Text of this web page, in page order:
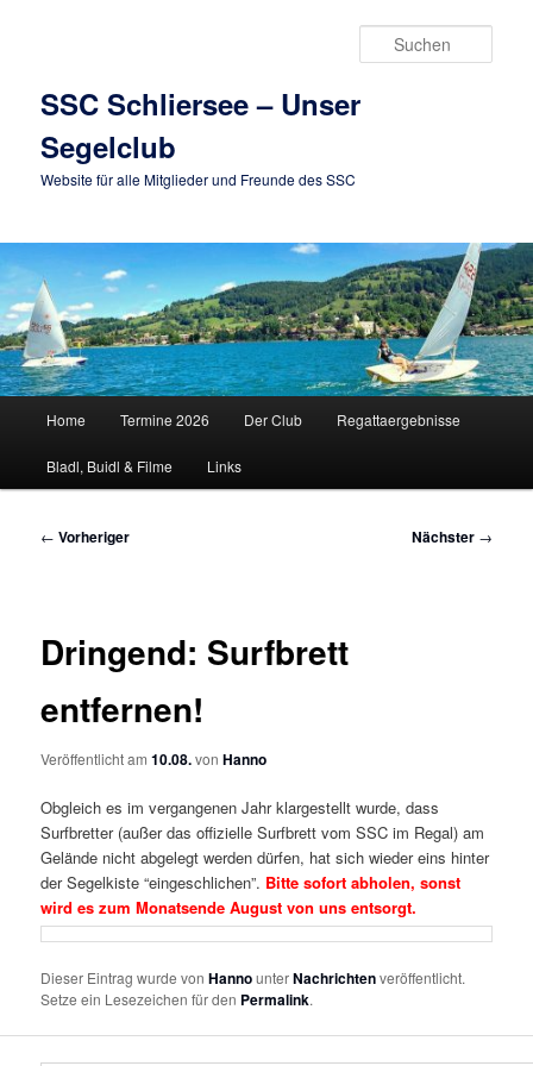
SSC Schliersee – Unser
Segelclub
Website für alle Mitglieder und Freunde des SSC
Home Termine 2026 Der Club Regattaergebnisse
Bladl, Buidl & Filme Links
Beitragsnavigation
← Vorheriger Nächster →
Dringend: Surfbrett
entfernen!
Veröffentlicht am10.08.vonHanno
Obgleich es im vergangenen Jahr klargestellt wurde, dass
Surfbretter (außer das offizielle Surfbrett vom SSC im Regal) am
Gelände nicht abgelegt werden dürfen, hat sich wieder eins hinter
der Segelkiste “eingeschlichen”. Bitte sofort abholen, sonst
wird es zum Monatsende August von uns entsorgt.
Dieser Eintrag wurde vonHannounterNachrichtenveröffentlicht.
Setze ein Lesezeichen für den Permalink.